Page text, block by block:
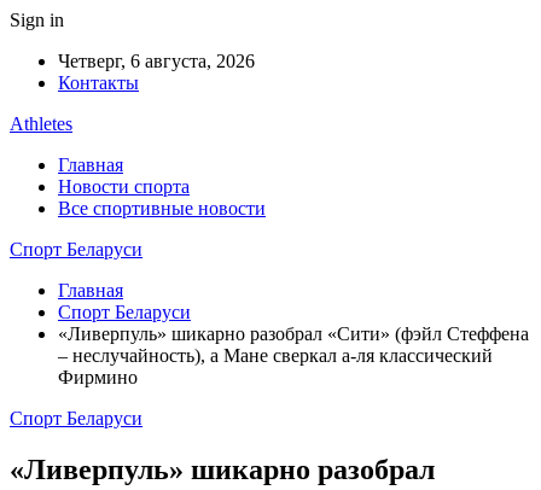
Sign in
Четверг, 6 августа, 2026
Контакты
Athletes
Главная
Новости спорта
Все спортивные новости
Спорт Беларуси
Главная
Спорт Беларуси
«Ливерпуль» шикарно разобрал «Сити» (фэйл Стеффена
– неслучайность), а Мане сверкал а-ля классический
Фирмино
Спорт Беларуси
«Ливерпуль» шикарно разобрал